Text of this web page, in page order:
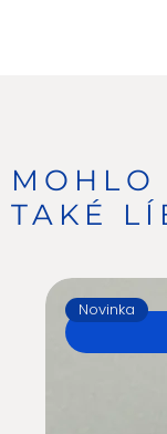
Novinka
MOHLO
TAKÉ